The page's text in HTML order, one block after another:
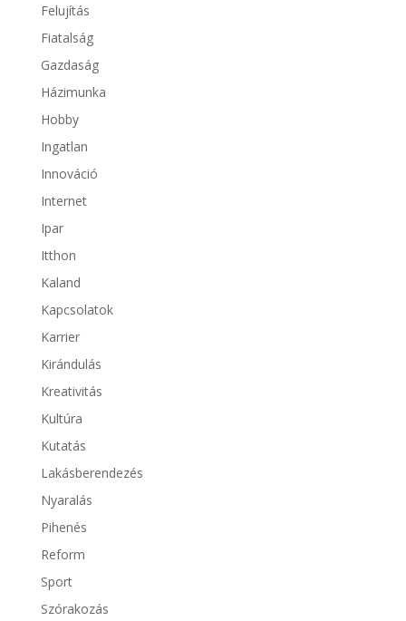
Felujítás
Fiatalság
Gazdaság
Házimunka
Hobby
Ingatlan
Innováció
Internet
Ipar
Itthon
Kaland
Kapcsolatok
Karrier
Kirándulás
Kreativitás
Kultúra
Kutatás
Lakásberendezés
Nyaralás
Pihenés
Reform
Sport
Szórakozás